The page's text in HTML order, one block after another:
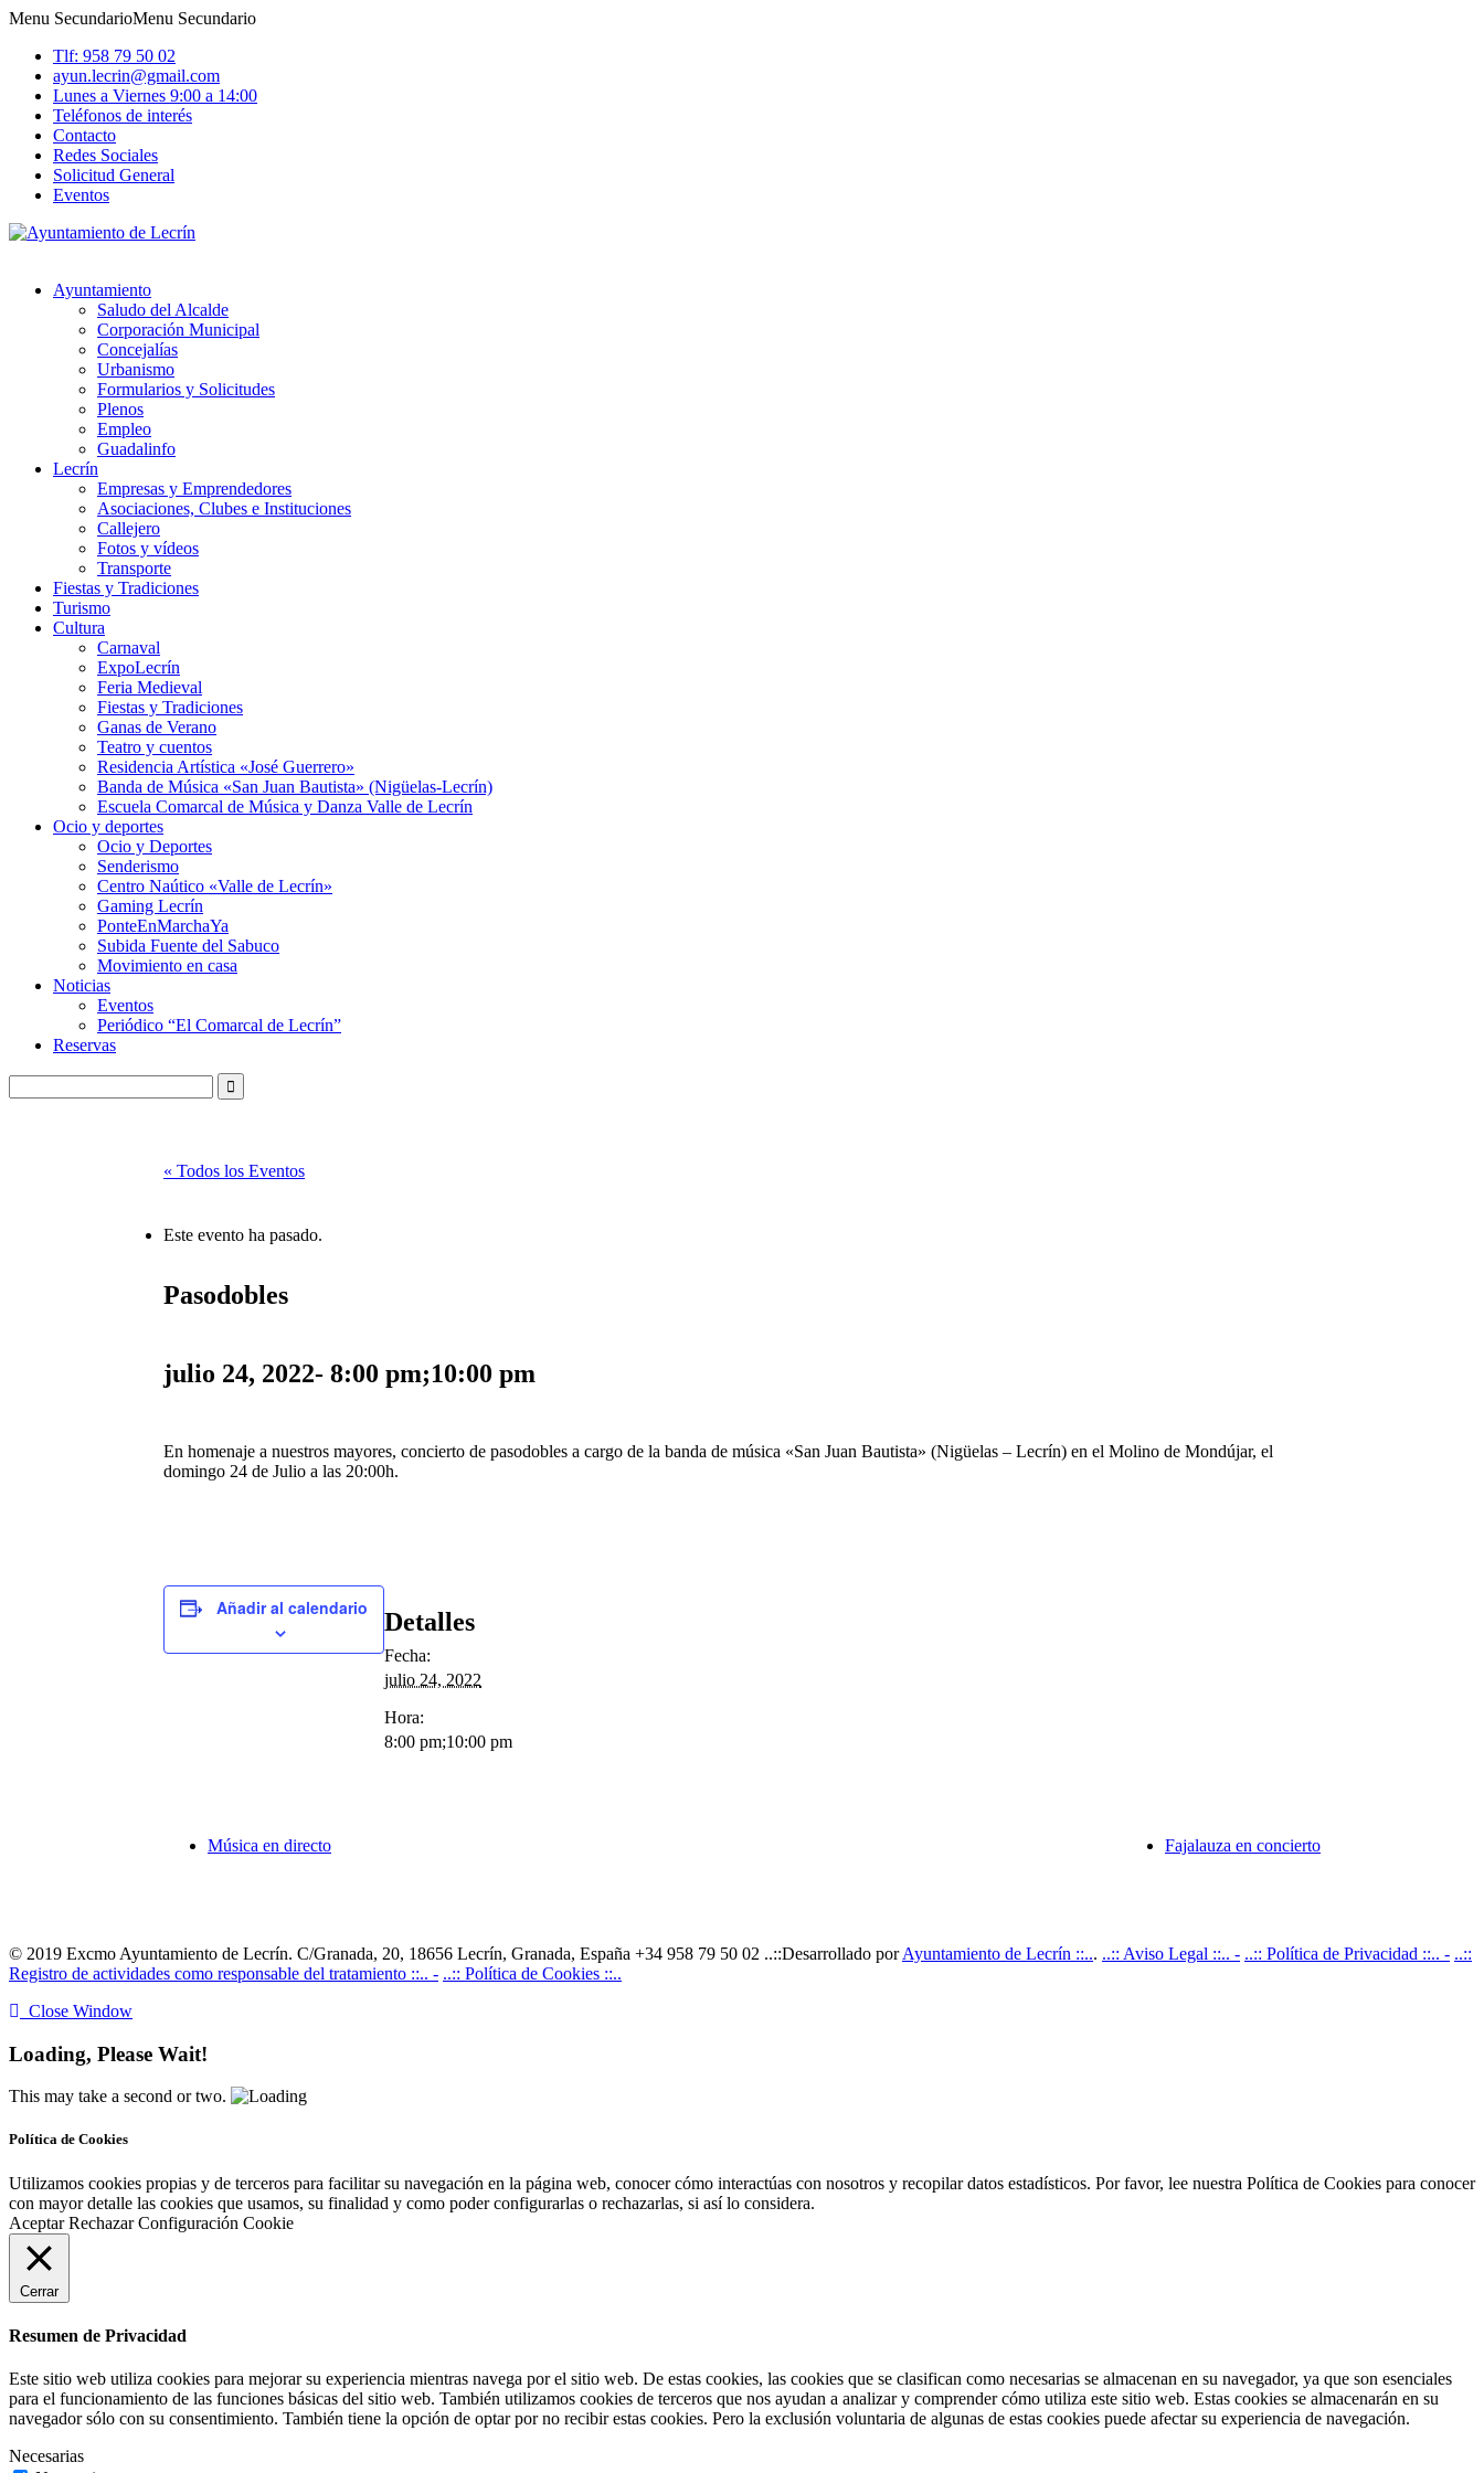
Menu SecundarioMenu Secundario
Tlf: 958 79 50 02
ayun.lecrin@gmail.com
Lunes a Viernes 9:00 a 14:00
Teléfonos de interés
Contacto
Redes Sociales
Solicitud General
Eventos
Ayuntamiento
Saludo del Alcalde
Corporación Municipal
Concejalías
Urbanismo
Formularios y Solicitudes
Plenos
Empleo
Guadalinfo
Lecrín
Empresas y Emprendedores
Asociaciones, Clubes e Instituciones
Callejero
Fotos y vídeos
Transporte
Fiestas y Tradiciones
Turismo
Cultura
Carnaval
ExpoLecrín
Feria Medieval
Fiestas y Tradiciones
Ganas de Verano
Teatro y cuentos
Residencia Artística «José Guerrero»
Banda de Música «San Juan Bautista» (Nigüelas-Lecrín)
Escuela Comarcal de Música y Danza Valle de Lecrín
Ocio y deportes
Ocio y Deportes
Senderismo
Centro Naútico «Valle de Lecrín»
Gaming Lecrín
PonteEnMarchaYa
Subida Fuente del Sabuco
Movimiento en casa
Noticias
Eventos
Periódico “El Comarcal de Lecrín”
Reservas
« Todos los Eventos
Este evento ha pasado.
Pasodobles
julio 24, 2022- 8:00 pm;10:00 pm
En homenaje a nuestros mayores, concierto de pasodobles a cargo de la banda de música «San Juan Bautista» (Nigüelas – Lecrín) en el Molino de Mondújar, el
domingo 24 de Julio a las 20:00h.
Añadir al calendario Detalles
Fecha:
julio 24, 2022
Hora:
8:00 pm;10:00 pm
Música en directo Fajalauza en concierto
© 2019 Excmo Ayuntamiento de Lecrín. C/Granada, 20, 18656 Lecrín, Granada, España +34 958 79 50 02 ..::Desarrollado porAyuntamiento de Lecrín ::... ..:: Aviso Legal ::.. - ..:: Política de Privacidad ::.. - ..::
Registro de actividades como responsable del tratamiento ::.. - ..:: Política de Cookies ::..
Close Window
Loading, Please Wait!
This may take a second or two.
Política de Cookies
Utilizamos cookies propias y de terceros para facilitar su navegación en la página web, conocer cómo interactúas con nosotros y recopilar datos estadísticos. Por favor, lee nuestra Política de Cookies para conocer
con mayor detalle las cookies que usamos, su finalidad y como poder configurarlas o rechazarlas, si así lo considera.
Aceptar Rechazar Configuración Cookie
Cerrar
Resumen de Privacidad
Este sitio web utiliza cookies para mejorar su experiencia mientras navega por el sitio web. De estas cookies, las cookies que se clasifican como necesarias se almacenan en su navegador, ya que son esenciales
para el funcionamiento de las funciones básicas del sitio web. También utilizamos cookies de terceros que nos ayudan a analizar y comprender cómo utiliza este sitio web. Estas cookies se almacenarán en su
navegador sólo con su consentimiento. También tiene la opción de optar por no recibir estas cookies. Pero la exclusión voluntaria de algunas de estas cookies puede afectar su experiencia de navegación.
Necesarias